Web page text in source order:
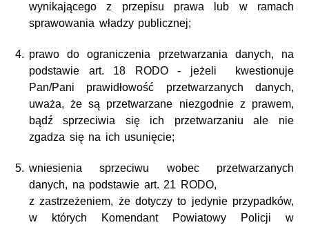
wynikającego z przepisu prawa lub w ramach
sprawowania władzy publicznej;
prawo do ograniczenia przetwarzania danych, na
podstawie art. 18 RODO - jeżeli kwestionuje
Pan/Pani prawidłowość przetwarzanych danych,
uważa, że są przetwarzane niezgodnie z prawem,
bądź sprzeciwia się ich przetwarzaniu ale nie
zgadza się na ich usunięcie;
wniesienia sprzeciwu wobec przetwarzanych
danych, na podstawie art. 21 RODO,
z zastrzeżeniem, że dotyczy to jedynie przypadków,
w których Komendant Powiatowy Policji w